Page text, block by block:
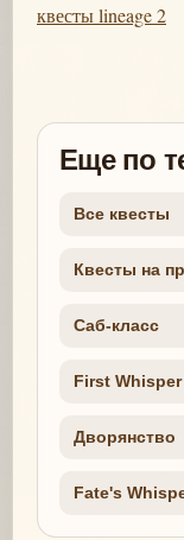
квесты lineage 2
Еще по
Все квесты
Квесты на
Саб-класс
First Whisper
Дворянство
Fate's